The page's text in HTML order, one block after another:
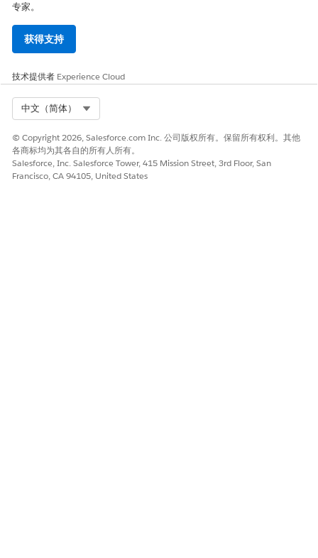
专家。
获得支持
技术提供者 Experience Cloud
中文（简体）
© Copyright 2026, Salesforce.com Inc. 公司版权所有。保留所有权利。其他
各商标均为其各自的所有人所有。
Salesforce, Inc. Salesforce Tower, 415 Mission Street, 3rd Floor, San
Francisco, CA 94105, United States